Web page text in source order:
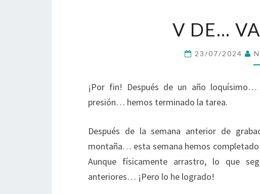
V DE…
23/07/2024
¡Por fin! Después de un año
presión… hemos terminado la tarea.
Después de la semana anterior de
montaña… esta semana hemos
Aunque físicamente arrastro, lo que
anteriores… ¡Pero lo he logrado!